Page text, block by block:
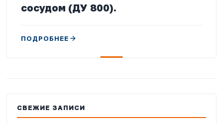
сосудом (ДУ 800).
ПОДРОБНЕЕ
СВЕЖИЕ ЗАПИСИ